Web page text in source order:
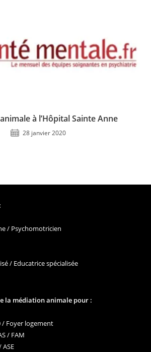
à l’Hôpital Sainte Anne
28 janvier 2020
/ Psychomotricien
/ Educatrice spécialisée
la médiation animale pour :
/ Foyer logement
/ FAM
ASE